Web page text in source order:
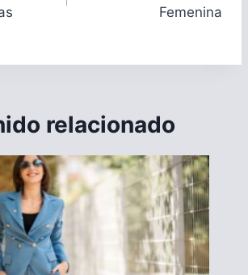
Femenina
relacionado